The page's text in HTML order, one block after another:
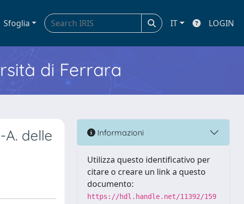
Sfoglia IT LOGIN
di Ferrara
delle
Informazioni
Utilizza questo identificativo per
citare o creare un link a questo
documento:
https://hdl.handle.net/11392/159